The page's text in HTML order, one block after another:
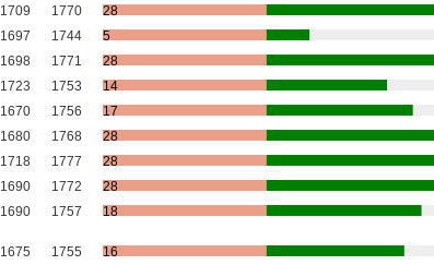
1709 1770
28
1697 1744
5
1698 1771
28
1723 1753
14
1670 1756
17
1680 1768
28
1718 1777
28
1690 1772
28
1690 1757 18
1675 1755
16